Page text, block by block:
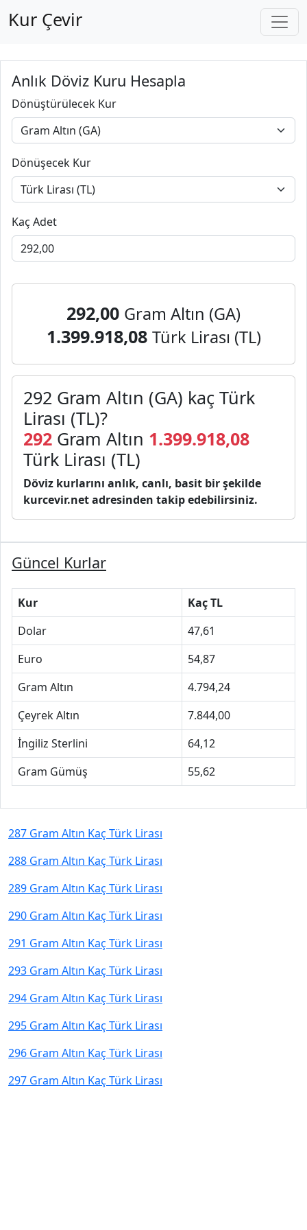
Kur Çevir
Anlık Döviz Kuru Hesapla
Dönüştürülecek Kur
Dönüşecek Kur
Kaç Adet
292,00 Gram Altın (GA)
1.399.918,08 Türk Lirası (TL)
292 Gram Altın (GA) kaç Türk
Lirası (TL)?
292 Gram Altın 1.399.918,08
Türk Lirası (TL)
Döviz kurlarını anlık, canlı, basit bir şekilde
kurcevir.net adresinden takip edebilirsiniz.
Güncel Kurlar
Kur
Kaç TL
Dolar
47,61
Euro
54,87
Gram Altın
4.794,24
Çeyrek Altın
7.844,00
İngiliz Sterlini
64,12
Gram Gümüş
55,62
287 Gram Altın Kaç Türk Lirası
288 Gram Altın Kaç Türk Lirası
289 Gram Altın Kaç Türk Lirası
290 Gram Altın Kaç Türk Lirası
291 Gram Altın Kaç Türk Lirası
293 Gram Altın Kaç Türk Lirası
294 Gram Altın Kaç Türk Lirası
295 Gram Altın Kaç Türk Lirası
296 Gram Altın Kaç Türk Lirası
297 Gram Altın Kaç Türk Lirası